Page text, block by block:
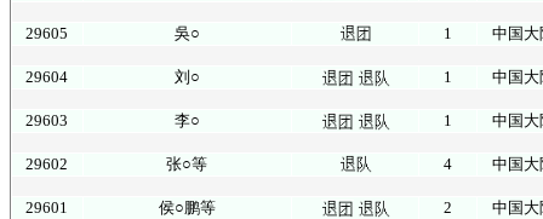
29605 吳○ 1 中国大
29604 刘○ 1 中国大
29603 李○ 1 中国大
29602 张○等 4 中国大
29601 侯○鹏等 2 中国大